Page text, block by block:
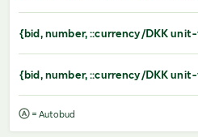
{bid, number, ::currency/DKK
{bid, number, ::currency/DKK
= Autobud